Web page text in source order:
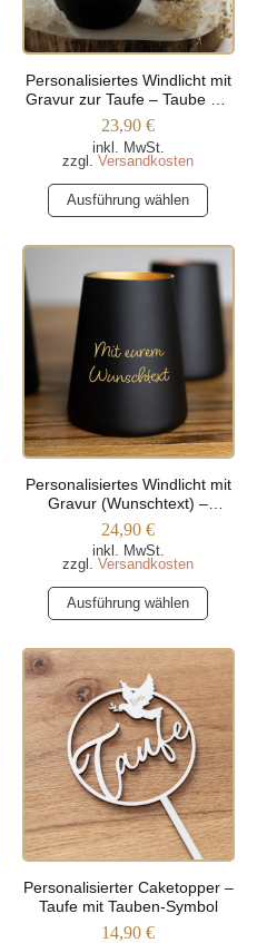
Personalisiertes Windlicht mit
Gravur zur Taufe – Taube mit
Olivenzweig
23,90€
inkl. MwSt.
zzgl.Versandkosten
Ausführung wählen
Dieses
Produkt
weist
mehrere
Varianten
Die
Optionen
können
auf
der
Produktseite
gewählt
werden
Personalisiertes Windlicht mit
Gravur (Wunschtext) –
Trapezform
24,90€
inkl. MwSt.
zzgl.Versandkosten
Ausführung wählen
Dieses
Produkt
weist
mehrere
Varianten
auf.
Die
Optionen
können
auf
der
Produktseite
gewählt
werden
Personalisierter Caketopper –
Taufe mit Tauben-Symbol
14,90€